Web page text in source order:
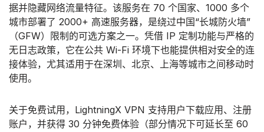
据并隐藏网络流量特征。该服务在 70 个国家、1000 多个
城市部署了 2000+ 高速服务器，是绕过中国“长城防火墙”
（GFW）限制的可选方案之一。凭借 IP 定制功能与严格的
无日志政策，它在公共 Wi-Fi 环境下也能提供相对安全的连
接体验，尤其适用于在深圳、北京、上海等城市之间移动时
使用。
关于免费试用，LightningX VPN 支持用户下载应用、注册
账户，并获得 30 分钟免费体验（部分情况下可延长至 60